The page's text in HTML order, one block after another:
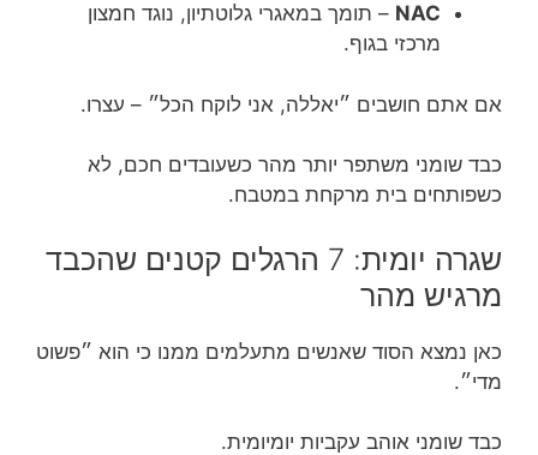
NAC – תומך במאגרי גלוטתיון, נוגד חמצון
מרכזי בגוף.
אם אתם חושבים ״יאללה, אני לוקח הכל״ – עצרו.
כבד שומני משתפר יותר מהר כשעובדים חכם, לא
כשפותחים בית מרקחת במטבח.
שגרה יומית: 7 הרגלים קטנים שהכבד
מרגיש מהר
כאן נמצא הסוד שאנשים מתעלמים ממנו כי הוא ״פשוט
מדי״.
כבד שומני אוהב עקביות יומיומית.